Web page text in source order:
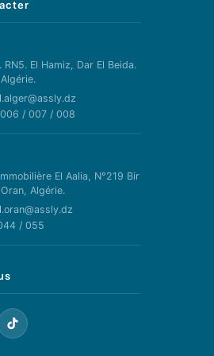
RN5. El Hamiz, Dar El Beida.
/ 007 / 008
El Aalia, N°219 Bir
Algérie.
/ 055